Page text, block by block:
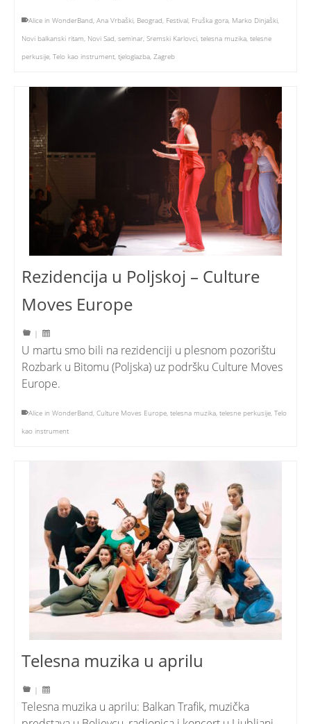
Alice in WonderBand, Ana Vrbaški, Beograd, Festival, Fruška gora, Marko Dinjaški,
Novi balkanski ritam, Novi Sad, seminar, Sremski Karlovci, telesna muzika, telesne
perkusije, Telo kao instrument, tjeloglazba, Zagreb
Rezidencija u Poljskoj – Culture
Moves Europe
|
U martu smo bili na rezidenciji u plesnom pozorištu
Rozbark u Bitomu (Poljska) uz podršku Culture Moves
Europe.
Alice in WonderBand, Culture Moves Europe, telesna muzika, telesne perkusije, Telo
kao instrument
Telesna muzika u aprilu
|
Telesna muzika u aprilu: Balkan Trafik, muzička